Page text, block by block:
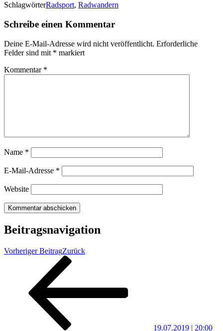
SchlagwörterRadsport, Radwandern
Schreibe einen Kommentar
Deine E-Mail-Adresse wird nicht veröffentlicht. Erforderliche
Felder sind mit * markiert
Kommentar *
Name *
E-Mail-Adresse *
Website
Beitragsnavigation
Vorheriger BeitragZurück
19.07.2019 | 20:00